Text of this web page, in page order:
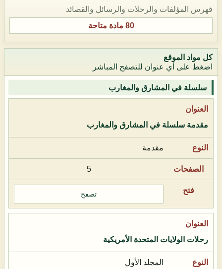
فهرس المؤلفات والرحلات والرسائل والقصائد
80 مادة متاحة
كل مواد الموقع
اضغط على أي عنوان للتصفح المباشر
سلسلة في المشارق والمغارب
مقدمة سلسلة في المشارق والمغارب
مقدمة
5
تصفح
رحلات الولايات المتحدة الأمريكية
المجلد الأول